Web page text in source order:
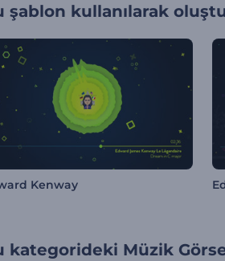
şablon kullanılarak
Kenway
kategorideki Müzik